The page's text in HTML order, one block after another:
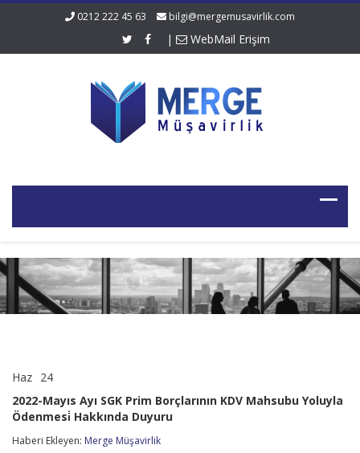
0212 222 45 63 bilgi@mergemusavirlik.com
| WebMail Erişim
Haz 24
Ayı
SGK
Borçlarının
2022-Mayıs Ayı SGK Prim Borçlarının KDV Mahsubu Yoluyla
Ödenmesi̇ Hakkında Duyuru
Haberi Ekleyen: Merge Müşavirlik